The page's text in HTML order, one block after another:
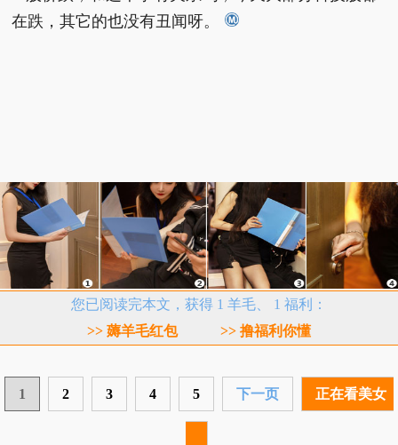
在跌，其它的也没有丑闻呀。
您已阅读完本文，获得 1 羊毛、 1 福利：
>> 薅羊毛红包
>> 撸福利你懂
1 2 3 4 5 下一页 正在看美女